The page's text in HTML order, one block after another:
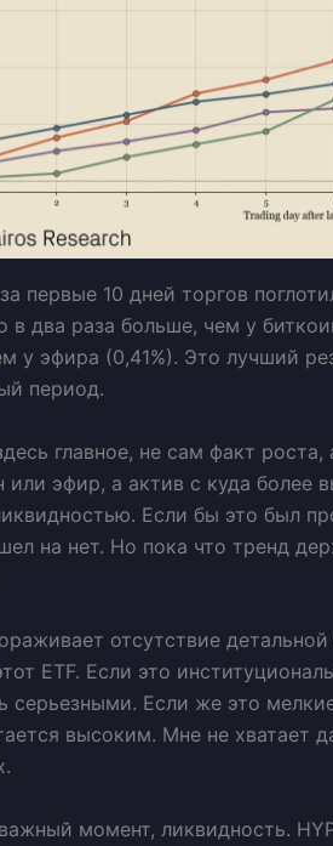
первые 10 дней торгов
в два раза больше, чем у
у эфира (0,41%). Это лучший
период.
главное, не сам факт роста,
или эфир, а актив с куда более
Если бы это был
на нет. Но пока что тренд
отсутствие
ETF. Если это
серьезными. Если же это
высоким. Мне не хватает
момент, ликвидность.